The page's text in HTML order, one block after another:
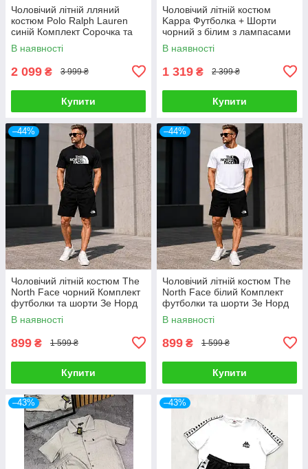
Чоловічий літній лляний
костюм Polo Ralph Lauren
синій Комплект Сорочка та
Штани на літо
В наявності
2 099 ₴ 3 999 ₴
Купити
Чоловічий літній костюм
Kappa Футболка + Шорти
чорний з білим з лампасами
Комплект Каппа
В наявності
1 319 ₴ 2 399 ₴
Купити
–44%
Чоловічий літній костюм The
North Face чорний Комплект
футболки та шорти Зе Норд
Фейс
В наявності
899 ₴ 1 599 ₴
Купити
–44%
Чоловічий літній костюм The
North Face білий Комплект
футболки та шорти Зе Норд
Фейс
В наявності
899 ₴ 1 599 ₴
Купити
–43% –43%